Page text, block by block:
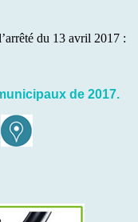
du 13 avril 2017 :
de 2017.